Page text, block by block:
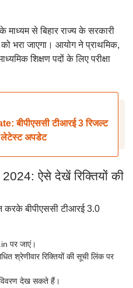
माध्यम से बिहार राज्य के सरकारी
भरा जाएगा। आयोग ने प्राथमिक,
शिक्षण पदों के लिए परीक्षा
बीपीएससी टीआरई 3 रिजल्ट
लेटेस्ट अपडेट
ऐसे देखें रिक्तियों की
करके बीपीएससी टीआरई 3.0
पर जाएं।
श्रेणीवार रिक्तियों की सूची लिंक पर
विवरण देख सकते हैं।